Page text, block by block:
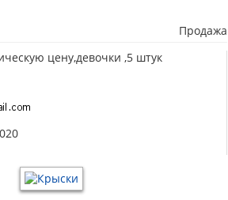
Продажа
цену,девочки ,5 штук